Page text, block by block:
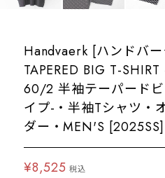
Handvaerk [ハンドバ
TAPERED BIG T-
60/2 半袖テーパード
イプ-・半袖Tシャツ・
ダー・MEN'S [2025SS]
¥8,525 税込